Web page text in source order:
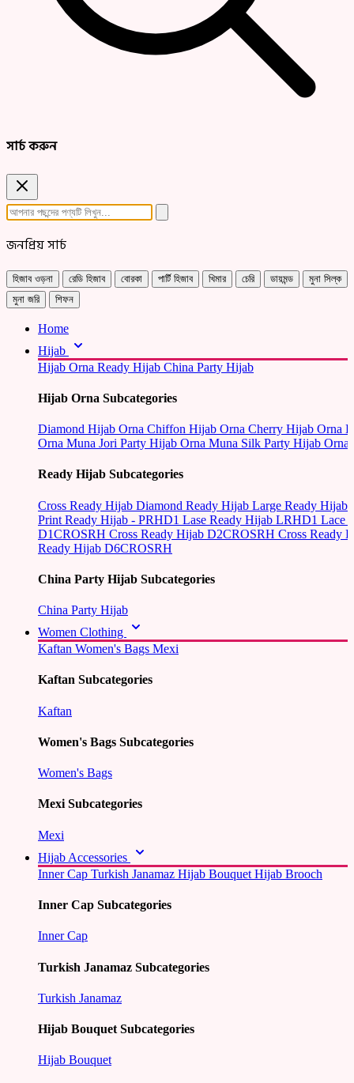
সার্চ করুন
জনপ্রিয় সার্চ
হিজাব ওড়না রেডি হিজাব বোরকা পার্টি হিজাব খিমার চেরি ডায়মন্ড
মুনা সিল্ক
মুনা জরি
শিফন
Home
Hijab
Hijab Orna Ready Hijab China Party Hijab
Hijab Orna Subcategories
Diamond Hijab Orna Chiffon Hijab Orna Cherry Hijab Orna
Orna Muna Jori Party Hijab Orna Muna Silk Party Hijab Orna
Ready Hijab Subcategories
Cross Ready Hijab Diamond Ready Hijab Large Ready Hijab
Print Ready Hijab - PRHD1 Lase Ready Hijab LRHD1 Lace
D1CROSRH Cross Ready Hijab D2CROSRH Cross Ready
Ready Hijab D6CROSRH
China Party Hijab Subcategories
China Party Hijab
Women Clothing
Kaftan Women's Bags Mexi
Kaftan Subcategories
Kaftan
Women's Bags Subcategories
Women's Bags
Mexi Subcategories
Mexi
Hijab Accessories
Inner Cap Turkish Janamaz Hijab Bouquet Hijab Brooch
Inner Cap Subcategories
Inner Cap
Turkish Janamaz Subcategories
Turkish Janamaz
Hijab Bouquet Subcategories
Hijab Bouquet